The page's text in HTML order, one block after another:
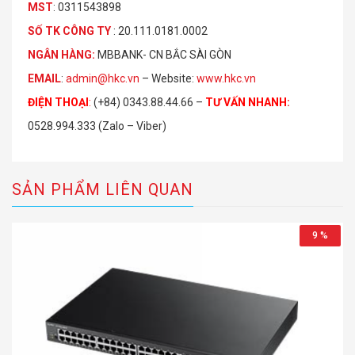
MST: 0311543898
SỐ TK CÔ NG TY : 20.111.0181.0002
NGÂN HÀNG: MBBANK- CN BẮC SÀI GÒN
EMAIL: admin@hkc.vn – Website: www.hkc.vn
ĐIỆN THOẠI: (+84) 0343.88.44.66 – TƯ VẤN NHANH :
0528.994.333 (Zalo – Viber)
SẢN PHẨM LIÊN QUAN
9 %